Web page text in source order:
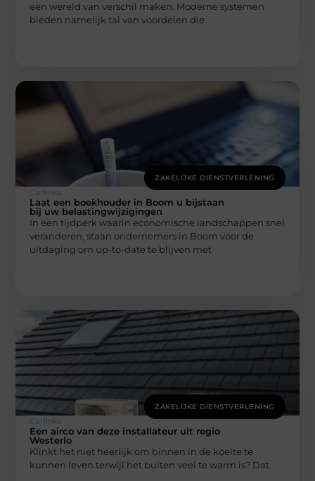
een wereld van verschil maken. Moderne systemen
bieden namelijk tal van voordelen die
ZAKELIJKE DIENSTVERLENING
Carlinks
Laat een boekhouder in Boom u bijstaan
bij uw belastingwijzigingen
In een tijdperk waarin economische landschappen snel
veranderen, staan ondernemers in Boom voor de
uitdaging om up-to-date te blijven met
ZAKELIJKE DIENSTVERLENING
Carlinks
Een airco van deze installateur uit regio
Westerlo
Klinkt het niet heerlijk om binnen in de koelte te
kunnen leven terwijl het buiten veel te warm is? Dat